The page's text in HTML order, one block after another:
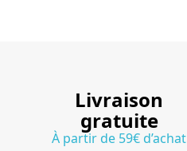
Livraison
gratuite
À partir de 59€ d’achat